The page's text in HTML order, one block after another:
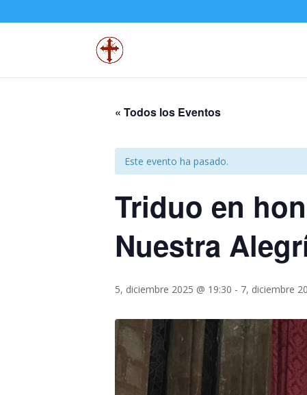
« Todos los Eventos
Este evento ha pasado.
Triduo en
Nuestra
5, diciembre 2025 @ 19:30 - 7, diciembre